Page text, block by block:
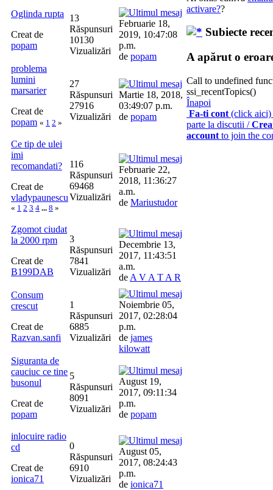
Oglinda rupta
Creat de
popam
13
Răspunsuri
10130
Vizualizări
Februarie 18,
2019, 10:47:08
p.m.
de popam
problema
lumini
marsarier
Creat de
popam « 1 2 »
27
Răspunsuri
27916
Vizualizări
Martie 18, 2018,
03:49:07 p.m.
de popam
Ce tip de ulei
imi
recomandati?
Creat de
vladypaunescu
« 1 2 3 4 ... 8 »
116
Răspunsuri
69468
Vizualizări
Februarie 22,
2018, 11:36:27
a.m.
de Mariustudor
Zgomot ciudat
la 2000 rpm
Creat de
B199DAB
3
Răspunsuri
7841
Vizualizări
Decembrie 13,
2017, 11:43:51
a.m.
de A V A T A R
Consum
crescut
Creat de
Razvan.sanfi
1
Răspunsuri
6885
Vizualizări
Noiembrie 05,
2017, 02:28:04
p.m.
de james
kilowatt
Siguranta de
cauciuc ce tine
busonul
Creat de
popam
5
Răspunsuri
8091
Vizualizări
August 19,
2017, 09:11:34
p.m.
de popam
inlocuire radio
cd
Creat de
ionica71
0
Răspunsuri
6910
Vizualizări
August 05,
2017, 08:24:43
p.m.
de ionica71
activare??
Subiecte
A apărut o
Call to undefined
ssi_recentTopics()
Înapoi
Fa-ti cont (click aici)
parte la discutii /
account to join the